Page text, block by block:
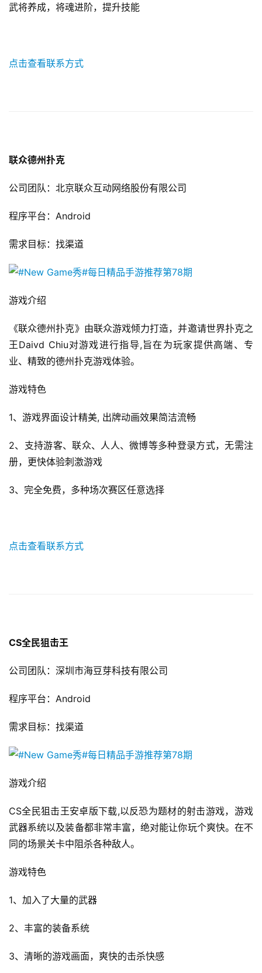
0
十
7
月
日
游
对
接
海
站
中
国
武将养成，将魂进阶，提升技能
点击查看联系方式
联众德州扑克
公司团队：北京联众互动网络股份有限公司
程序平台：Android
需求目标：找渠道
游戏介绍
《联众德州扑克》由联众游戏倾力打造，并邀请世界扑克之
王Daivd Chiu对游戏进行指导,旨在为玩家提供高端、专
业、精致的德州扑克游戏体验。
游戏特色
1、游戏界面设计精美, 出牌动画效果简洁流畅
2、支持游客、联众、人人、微博等多种登录方式，无需注
册，更快体验刺激游戏
3、完全免费，多种场次赛区任意选择
点击查看联系方式
CS全民狙击王
公司团队：深圳市海豆芽科技有限公司
程序平台：Android
需求目标：找渠道
游戏介绍
CS全民狙击王安卓版下载,以反恐为题材的射击游戏，游戏
武器系统以及装备都非常丰富，绝对能让你玩个爽快。在不
同的场景关卡中阻杀各种敌人。
游戏特色
1、加入了大量的武器
2、丰富的装备系统
3、清晰的游戏画面，爽快的击杀快感